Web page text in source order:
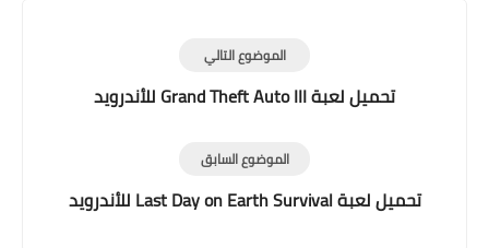
الموضوع التالي
تحميل لعبة Grand Theft Auto III للأندرويد
الموضوع السابق
تحميل لعبة Last Day on Earth Survival للأندرويد